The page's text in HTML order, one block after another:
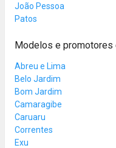
João Pessoa
Patos
Modelos e promotores
Abreu e Lima
Belo Jardim
Bom Jardim
Camaragibe
Caruaru
Correntes
Exu